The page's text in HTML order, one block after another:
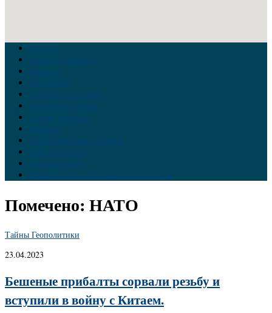
Главная
Война на Украине
Новости
Аналитика
Тайны Геополитики
Российские элиты
Теория заговора
Украина
Новый Мировой Порядок
Тайны истории
Обратная связь
Правила комментирования материалов
Помечено: НАТО
Тайны Геополитики
23.04.2023
Бешеные прибалты сорвали резьбу и
вступили в войну с Китаем.